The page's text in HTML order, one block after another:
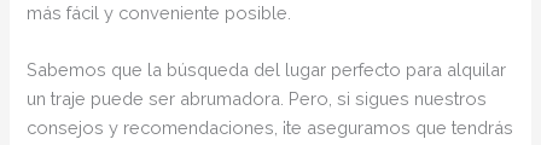
más fácil y conveniente posible.
Sabemos que la búsqueda del lugar perfecto para alquilar
un traje puede ser abrumadora. Pero, si sigues nuestros
consejos y recomendaciones, ¡te aseguramos que tendrás